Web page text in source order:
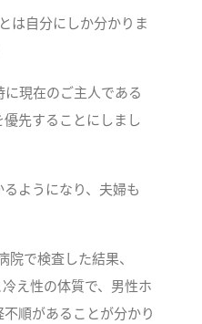
は自分にしか分かりま
現在のご主人である
先することにしまし
ようになり、夫婦も
院で検査した結果、
え性の体質で、男性ホ
順があることが分かり